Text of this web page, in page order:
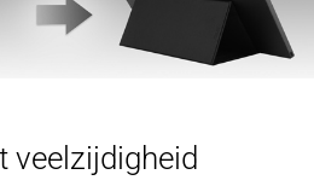
veelzijdigheid